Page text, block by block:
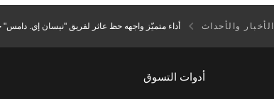
الأخبار والأحداث أداء متميّز واجهه حظ عاثر لفريق "نيسان إي. دامس"
أدوات التسوق